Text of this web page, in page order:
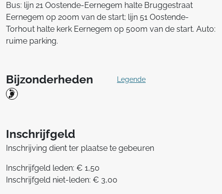
Bus: lijn 21 Oostende-Eernegem halte Bruggestraat
Eernegem op 200m van de start; lijn 51 Oostende-
Torhout halte kerk Eernegem op 500m van de start. Auto:
ruime parking.
Bijzonderheden Legende
Inschrijfgeld
Inschrijving dient ter plaatse te gebeuren
Inschrijfgeld leden: € 1,50
Inschrijfgeld niet-leden: € 3,00